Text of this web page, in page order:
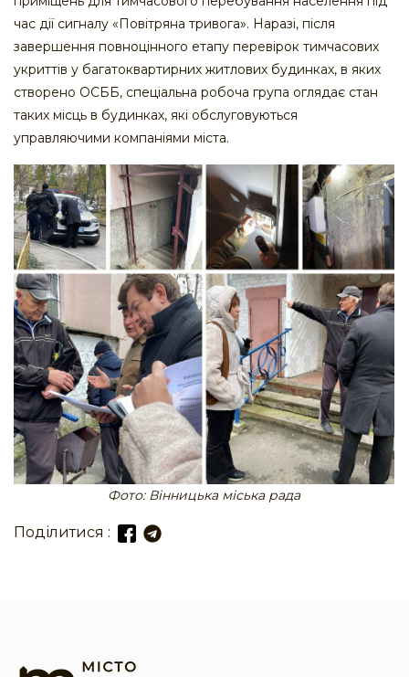
час дії сигналу «Повітряна тривога». Наразі, після
завершення повноцінного етапу перевірок тимчасових
укриттів у багатоквартирних житлових будинках, в яких
створено ОСББ, спеціальна робоча група оглядає стан
таких місць в будинках, які обслуговуються
управляючими компаніями міста.
Фото: Вінницька міська рада
Поділитися :